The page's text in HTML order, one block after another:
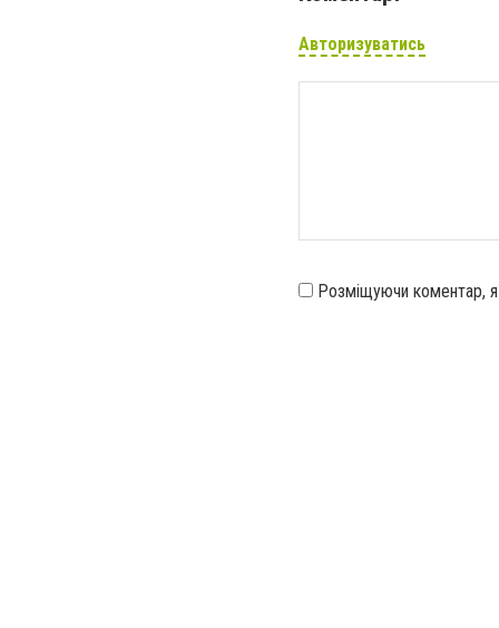
Авторизуватись
Розміщуючи коментар,